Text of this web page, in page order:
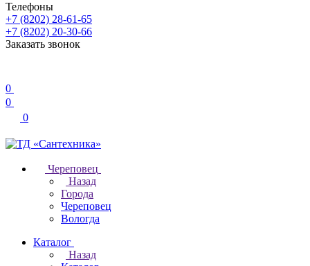
Телефоны
+7 (8202) 28‑61-65
+7 (8202) 20‑30-66
Заказать звонок
0
0
0
Череповец
Назад
Города
Череповец
Вологда
Каталог
Назад